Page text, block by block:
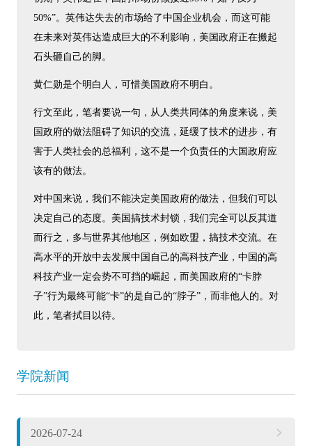
50%”。英伟达失去的市场给了中国企业机会，而这可能
在未来对英伟达造成巨大的不利影响，美国政府正在搬起
石头砸自己的脚。
黄仁勋是个明白人，可惜美国政府不明白。
行文至此，笔者要说一句，从人类共同体的角度来说，美
国政府的做法阻碍了知识的交流，延缓了技术的进步，有
害于人类社会的总福利，这不是一个负责任的大国政府应
该有的做法。
对中国来说，我们不能决定美国政府的做法，但我们可以
决定自己的态度。美国搞技术封锁，我们完全可以反其道
而行之，多与世界其他地区，例如欧盟，搞技术交流。在
高水平的开放中去发展中国自己的高科技产业，中国的高
科技产业一定会势不可挡的崛起，而美国政府的“卡脖
子”行为最终可能“卡”的是自己的“脖子”，而非他人的。对
此，笔者拭目以待。
学院新闻
2026-07-24